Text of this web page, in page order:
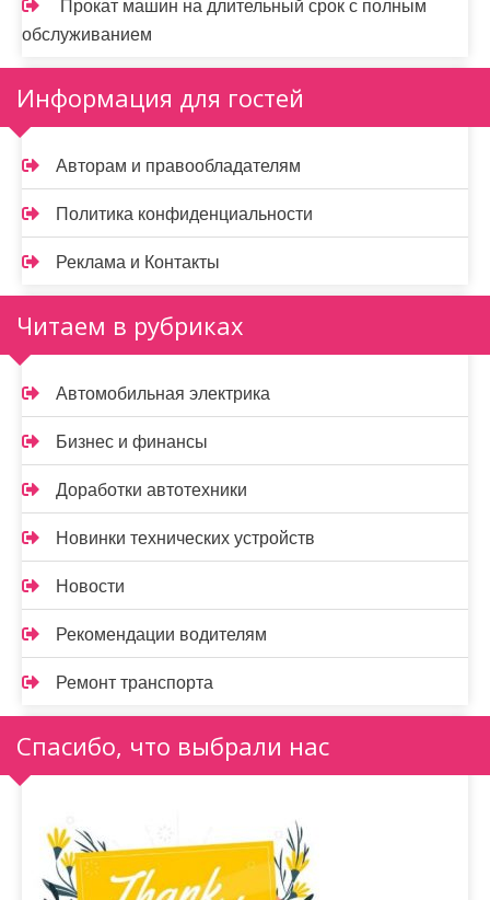
Прокат машин на длительный срок с полным
обслуживанием
Информация для гостей
Авторам и правообладателям
Политика конфиденциальности
Реклама и Контакты
Читаем в рубриках
Автомобильная электрика
Бизнес и финансы
Доработки автотехники
Новинки технических устройств
Новости
Рекомендации водителям
Ремонт транспорта
Спасибо, что выбрали нас